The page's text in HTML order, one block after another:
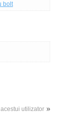
bolt
utilizator